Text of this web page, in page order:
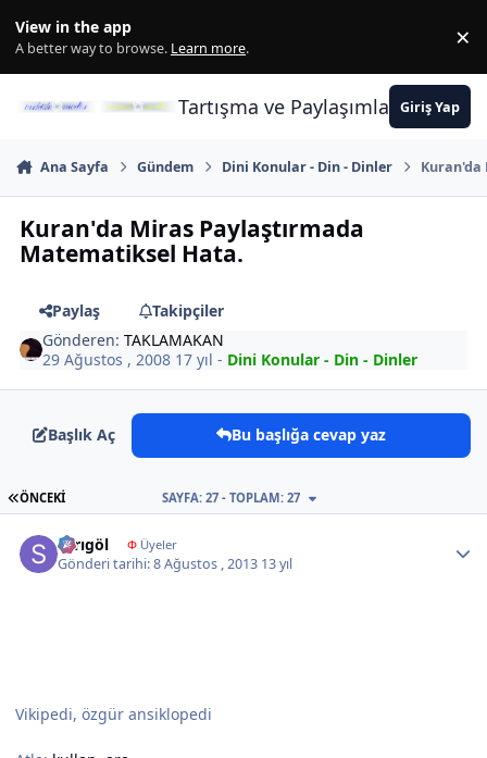
View in the app
A better way to browse. Learn more. ×
Tartışma ve PaylaşımlarınGiriş Yap
Ana Sayfa Gündem Dini Konular - Din - Dinler Kuran'da
Kuran'da Miras Paylaştırmada
Matematiksel Hata.
Paylaş
Takipçiler
Gönderen:TAKLAMAKAN
29 Ağustos , 2008 17 yıl - Dini Konular - Din - Dinler
Başlık Aç Bu başlığa cevap yaz
İLK SAYFA
ÖNCEKI SAYFA: 27 - TOPLAM: 27
sarıgöl ΦÜyeler
Gönderi tarihi:8 Ağustos , 2013 13 yıl
Vikipedi, özgür ansiklopedi